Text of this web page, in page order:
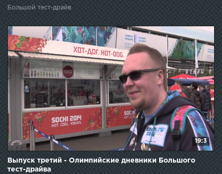
Большой тест-драйв
19:3
Выпуск третий - Олимпийские дневники Большого
тест-драйва